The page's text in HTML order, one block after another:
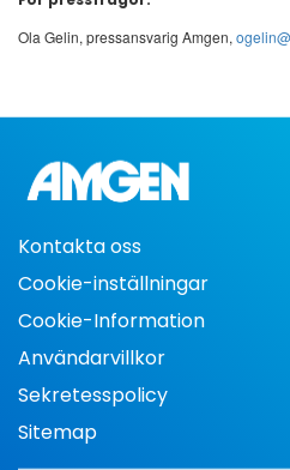
Ola Gelin, pressansvarig Amgen,
Kontakta oss
Cookie-inställningar
Cookie-Information
Användarvillkor
Sekretesspolicy
Sitemap